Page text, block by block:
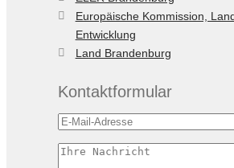
Europäische Kommission,
Entwicklung
Land Brandenburg
Kontaktformular